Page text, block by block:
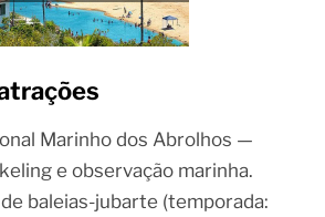
Marinho dos Abrolhos —
e observação marinha.
baleias-jubarte (temporada: